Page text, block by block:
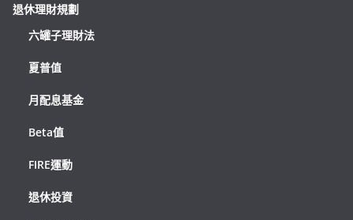
退休理財規劃
六罐子理財法
夏普值
月配息基金
Beta值
FIRE運動
退休投資